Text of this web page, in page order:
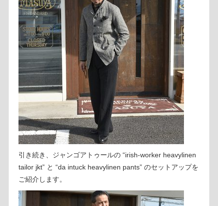
引き続き、ジャンゴアトゥールの “irish-worker heavylinen
tailor jkt” と “da intuck heavylinen pants” のセットアップを
ご紹介します。